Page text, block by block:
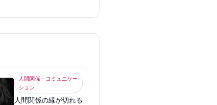
人間関係・コミュニケー
ション
人間関係の縁が切れる